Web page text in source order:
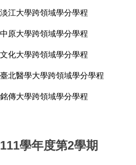
淡江大學跨領域學分學程
中原大學跨領域學分學程
文化大學跨領域學分學程
臺北醫學大學跨領域學分學程
銘傳大學跨領域學分學程
111學年度第2學期